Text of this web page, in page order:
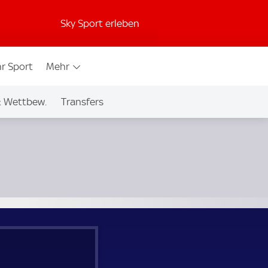
Sky Sport erleben
Sport Mehr
Wettbew. Transfers